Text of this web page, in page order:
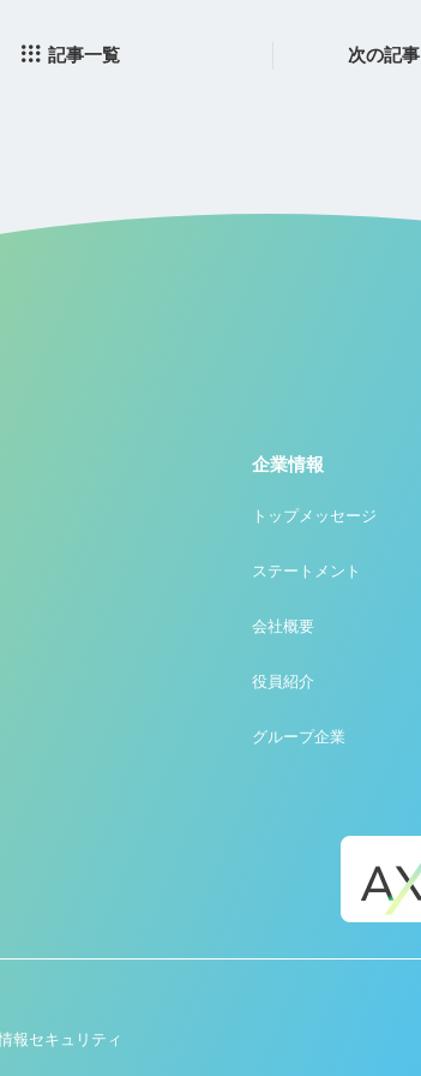
記事一覧 次の記事
企業情報
トップメッセージ
ステートメント
会社概要
役員紹介
グループ企業
報セキュリティ